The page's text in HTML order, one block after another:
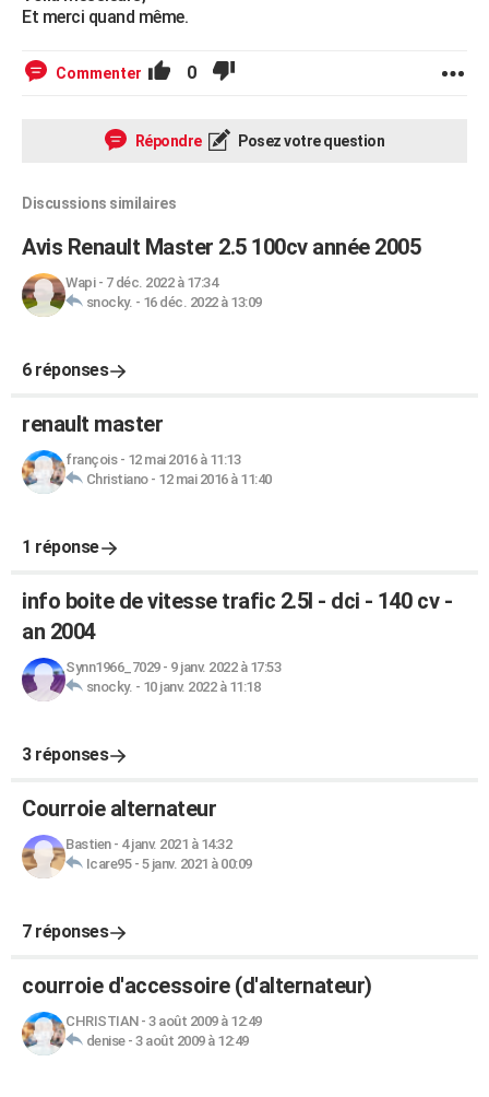
Et merci quand même.
Commenter 0
Répondre Posez votre question
Discussions similaires
Avis Renault Master 2.5 100cv année 2005
Wapi- 7 déc. 2022 à 17:34
snocky. - 16 déc. 2022 à 13:09
6 réponses
renault master
françois- 12 mai 2016 à 11:13
Christiano- 12 mai 2016 à 11:40
1 réponse
info boite de vitesse trafic 2.5l - dci - 140 cv -
an 2004
Synn1966_7029- 9 janv. 2022 à 17:53
snocky. - 10 janv. 2022 à 11:18
3 réponses
Courroie alternateur
Bastien- 4 janv. 2021 à 14:32
Icare95- 5 janv. 2021 à 00:09
7 réponses
courroie d'accessoire (d'alternateur)
CHRISTIAN- 3 août 2009 à 12:49
denise- 3 août 2009 à 12:49